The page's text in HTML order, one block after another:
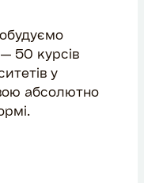
50 курсів
у
абсолютно